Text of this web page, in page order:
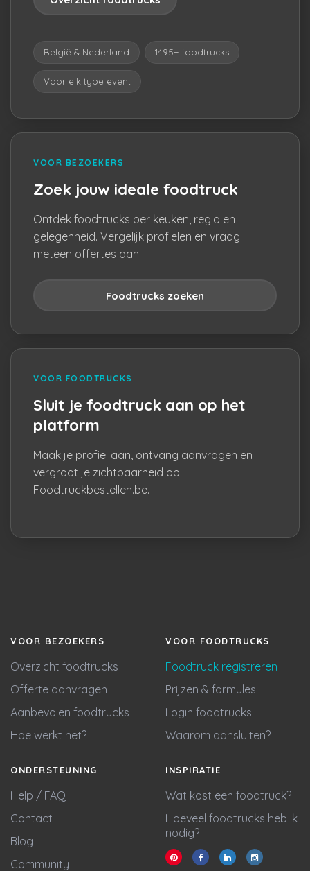
België & Nederland 1495+ foodtrucks
Voor elk type event
VOOR BEZOEKERS
Zoek jouw ideale foodtruck
Ontdek foodtrucks per keuken, regio en
gelegenheid. Vergelijk profielen en vraag
meteen offertes aan.
Foodtrucks zoeken
VOOR FOODTRUCKS
Sluit je foodtruck aan op het
platform
Maak je profiel aan, ontvang aanvragen en
vergroot je zichtbaarheid op
Foodtruckbestellen.be.
VOOR BEZOEKERS
Overzicht foodtrucks
Offerte aanvragen
Aanbevolen foodtrucks
Hoe werkt het?
VOOR FOODTRUCKS
Foodtruck registreren
Prijzen & formules
Login foodtrucks
Waarom aansluiten?
ONDERSTEUNING
Help / FAQ
Contact
Blog
Community
INSPIRATIE
Wat kost een foodtruck?
Hoeveel foodtrucks heb ik
nodig?